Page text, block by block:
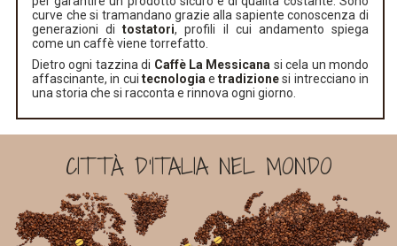
curve che si tramandano grazie alla sapiente conoscenza di
generazioni ditostatori, profili il cui andamento spiega
come un caffè viene torrefatto.
Dietro ogni tazzina di Caffè La Messicana si cela un mondo
affascinante, in cui tecnologia etradizionesi intrecciano in
una storia che si racconta e rinnova ogni giorno.
CITTÀ D'ITALIA NEL MONDO